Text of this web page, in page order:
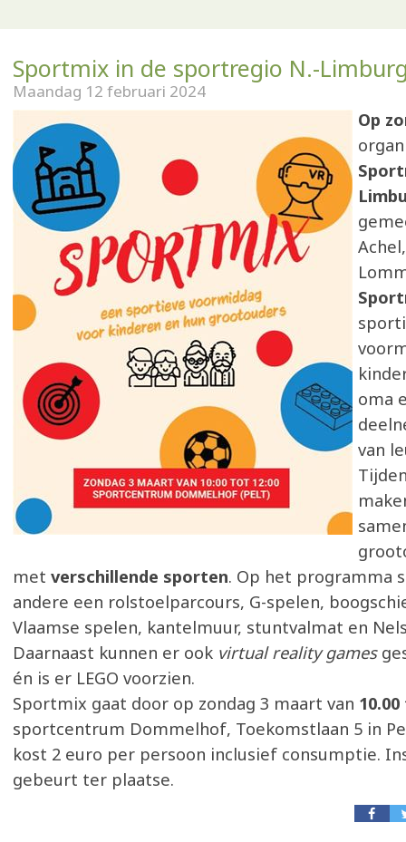
Sportmix in de sportregio N.-
Maandag 12 februari 2024
Op
oma
van
met verschillende sporten. Op het programma
andere een rolstoelparcours, G-spelen,
Vlaamse spelen, kantelmuur, stuntvalmat en
Daarnaast kunnen er ook virtual reality games
én is er LEGO voorzien.
Sportmix gaat door op zondag 3 maart van
sportcentrum Dommelhof, Toekomstlaan 5 in
kost 2 euro per persoon inclusief consumptie.
gebeurt ter plaatse.